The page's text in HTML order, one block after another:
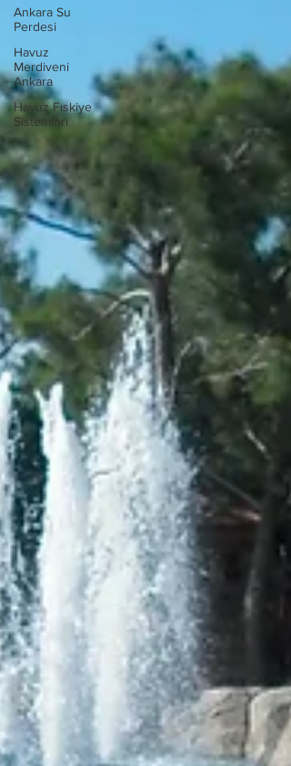
Ankara Su
Perdesi
Havuz
Merdiveni
Ankara
Havuz Fıskiye
Sistemleri